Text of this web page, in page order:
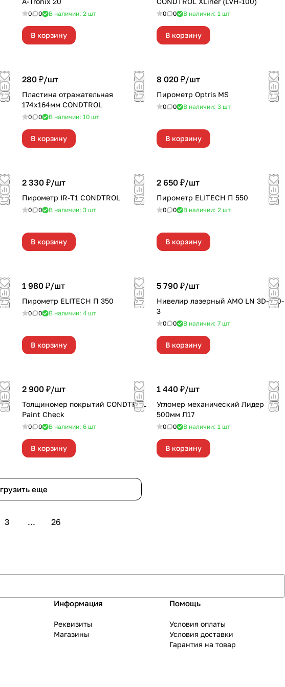
0 0 В наличии: 2 шт
В корзину
0 0 В наличии: 1 шт
В корзину
280 ₽/шт
Пластина отражательная
174х164мм CONDTROL
0 0 В наличии: 10 шт
В корзину
8 020 ₽/шт
Пирометр Optris MS
0 0 В наличии: 3 шт
В корзину
2 330 ₽/шт
Пирометр IR-T1 CONDTROL
0 0 В наличии: 3 шт
В корзину
2 650 ₽/шт
Пирометр ELITECH П 550
0 0 В наличии: 2 шт
В корзину
1 980 ₽/шт
Пирометр ELITECH П 350
0 0 В наличии: 4 шт
В корзину
5 790 ₽/шт
Нивелир лазерный AMO LN 3D-360-
3
0 0 В наличии: 7 шт
В корзину
2 900 ₽/шт
Толщиномер покрытий CONDTROL
Paint Check
0 0 В наличии: 6 шт
В корзину
1 440 ₽/шт
Угломер механический Лидер
500мм Л17
0 0 В наличии: 1 шт
В корзину
еще
3 ... 26
Информация
Реквизиты
Магазины
Помощь
Условия оплаты
Условия доставки
Гарантия на товар